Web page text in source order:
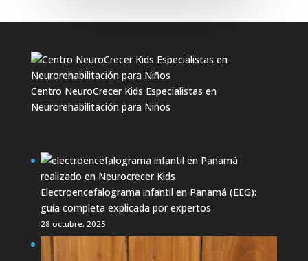
Centro NeuroCrecer Kids Especialistas en
Neurorehabilitación para Niños
Electroencefalograma infantil en Panamá (EEG):
guía completa explicada por expertos
28 octubre, 2025